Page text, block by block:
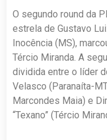
O segundo round da
estrela de Gustavo
Inocência (MS),
Tércio Miranda. A
dividida entre o líder
Velasco (Paranaíta-
Marcondes Maia) e
“Texano” (Tércio